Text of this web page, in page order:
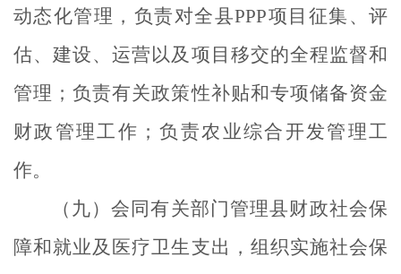
动态化管理，负责对全县PPP项目征集、评
估、建设、运营以及项目移交的全程监督和
管理；负责有关政策性补贴和专项储备资金
财政管理工作；负责农业综合开发管理工
作。
（九）会同有关部门管理县财政社会保
障和就业及医疗卫生支出，组织实施社会保